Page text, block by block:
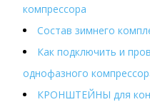
компрессора
Состав зимнего
Как подключить и
однофазного
КРОНШТЕЙНЫ для